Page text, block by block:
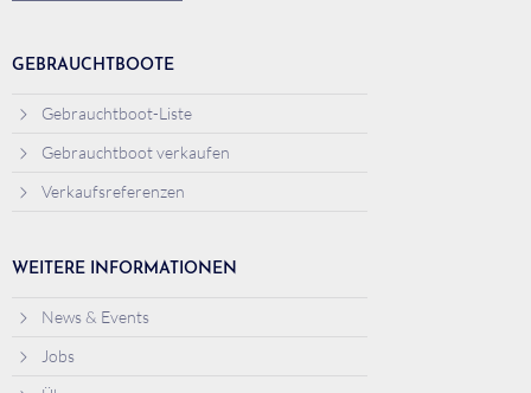
GEBRAUCHTBOOTE
Gebrauchtboot-Liste
Gebrauchtboot verkaufen
Verkaufsreferenzen
WEITERE INFORMATIONEN
News & Events
Jobs